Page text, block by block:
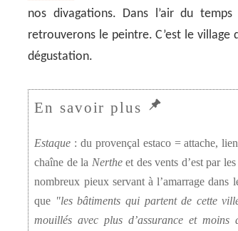
nos divagations. Dans l’air du
retrouverons le peintre. C’est le village
dégustation.
Estaque : du provençal estaco = attache,
chaîne de la Nertheet des vents d’est par
nombreux pieux servant à l’amarrage
que
les bâtiments qui partent de cette
mouillés avec plus d’assurance et moins